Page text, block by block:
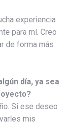
experiencia
para mí. Creo
de forma más
día, ya sea
Si ese deseo
mis